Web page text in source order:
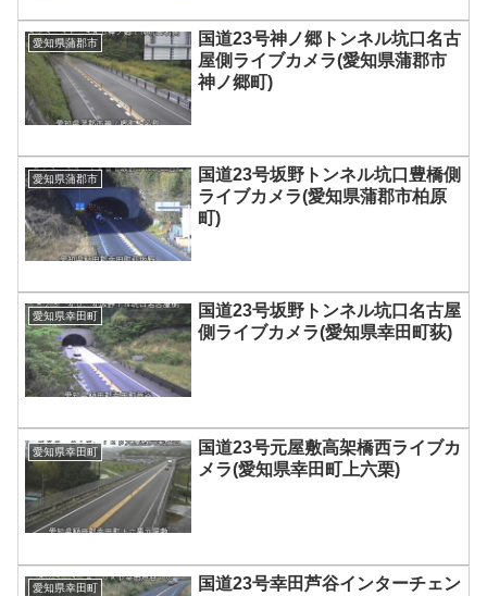
愛知県蒲郡市
国道23号神ノ郷トンネル坑口名古
屋側ライブカメラ(愛知県蒲郡市
神ノ郷町)
愛知県蒲郡市
国道23号坂野トンネル坑口豊橋側
ライブカメラ(愛知県蒲郡市柏原
町)
愛知県幸田町
国道23号坂野トンネル坑口名古屋
側ライブカメラ(愛知県幸田町荻)
愛知県幸田町
国道23号元屋敷高架橋西ライブカ
メラ(愛知県幸田町上六栗)
愛知県幸田町
国道23号幸田芦谷インターチェン